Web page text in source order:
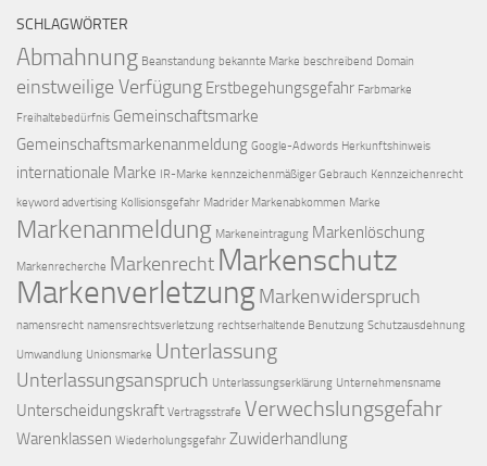
SCHLAGWÖRTER
Abmahnung Beanstandung bekannte Marke beschreibend Domain
einstweilige Verfügung Erstbegehungsgefahr Farbmarke
Freihaltebedürfnis Gemeinschaftsmarke
Gemeinschaftsmarkenanmeldung Google-Adwords Herkunftshinweis
internationale Marke IR-Marke kennzeichenmäßiger Gebrauch Kennzeichenrecht
keyword advertising Kollisionsgefahr Madrider Markenabkommen Marke
Markenanmeldung Markeneintragung Markenlöschung
Markenrecherche Markenrecht Markenschutz
MarkenverletzungMarkenwiderspruch
namensrecht namensrechtsverletzung rechtserhaltende Benutzung Schutzausdehnung
Umwandlung Unionsmarke Unterlassung
Unterlassungsanspruch Unterlassungserklärung Unternehmensname
Unterscheidungskraft Vertragsstrafe Verwechslungsgefahr
Warenklassen Wiederholungsgefahr Zuwiderhandlung